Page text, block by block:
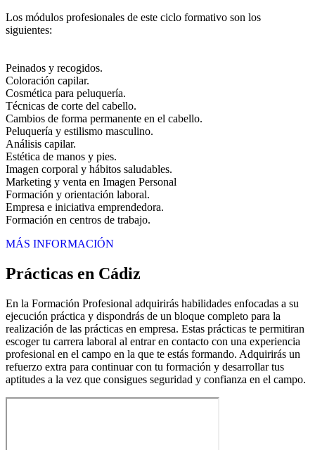
Los módulos profesionales de este ciclo formativo son los
siguientes:
Peinados y recogidos.
Coloración capilar.
Cosmética para peluquería.
Técnicas de corte del cabello.
Cambios de forma permanente en el cabello.
Peluquería y estilismo masculino.
Análisis capilar.
Estética de manos y pies.
Imagen corporal y hábitos saludables.
Marketing y venta en Imagen Personal
Formación y orientación laboral.
Empresa e iniciativa emprendedora.
Formación en centros de trabajo.
MÁS INFORMACIÓN
Prácticas en Cádiz
En la Formación Profesional adquirirás habilidades enfocadas a su
ejecución práctica y dispondrás de un bloque completo para la
realización de las prácticas en empresa. Estas prácticas te permitiran
escoger tu carrera laboral al entrar en contacto con una experiencia
profesional en el campo en la que te estás formando. Adquirirás un
refuerzo extra para continuar con tu formación y desarrollar tus
aptitudes a la vez que consigues seguridad y confianza en el campo.